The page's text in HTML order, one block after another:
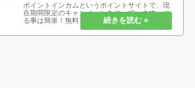
ポイントインカムというポイントサイトで、現
在期間限定のキャンペーンをやっています。や
る事は簡単！無料アプリインストールで、ガチ
ャチケットを発行！ もちろん、インストールだ
けでポイントとは別にチケットは貰えます。 ※